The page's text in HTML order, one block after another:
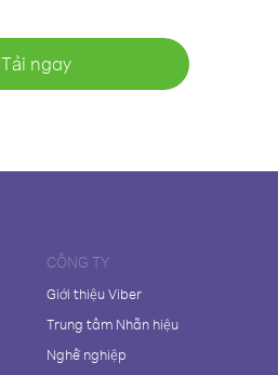
Tải ngay
CÔNG TY
Giới thiệu Viber
Trung tâm Nhãn hiệu
Nghề nghiệp